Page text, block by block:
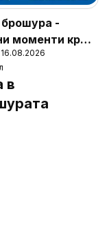
-
моменти край
в